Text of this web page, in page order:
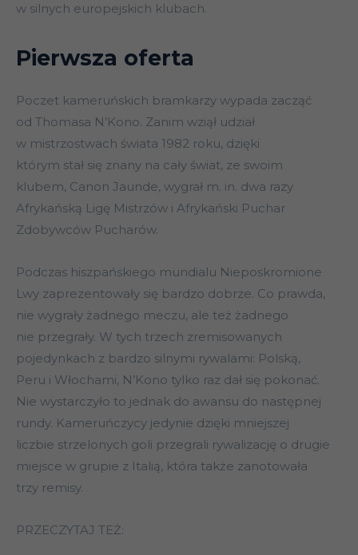
w silnych europejskich klubach.
Pierwsza oferta
Poczet kameruńskich bramkarzy wypada zacząć
od Thomasa N’Kono. Zanim wziął udział
w mistrzostwach świata 1982 roku, dzięki
którym stał się znany na cały świat, ze swoim
klubem, Canon Jaunde, wygrał m. in. dwa razy
Afrykańską Ligę Mistrzów i Afrykański Puchar
Zdobywców Pucharów.
Podczas hiszpańskiego mundialu Nieposkromione
Lwy zaprezentowały się bardzo dobrze. Co prawda,
nie wygrały żadnego meczu, ale też żadnego
nie przegrały. W tych trzech zremisowanych
pojedynkach z bardzo silnymi rywalami: Polską,
Peru i Włochami, N’Kono tylko raz dał się pokonać.
Nie wystarczyło to jednak do awansu do następnej
rundy. Kameruńczycy jedynie dzięki mniejszej
liczbie strzelonych goli przegrali rywalizację o drugie
miejsce w grupie z Italią, która także zanotowała
trzy remisy.
PRZECZYTAJ TEŻ: